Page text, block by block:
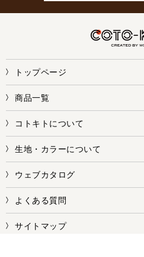
トップページ
商品一覧
コトキトについて
生地・カラーについて
ウェブカタログ
よくある質問
サイトマップ